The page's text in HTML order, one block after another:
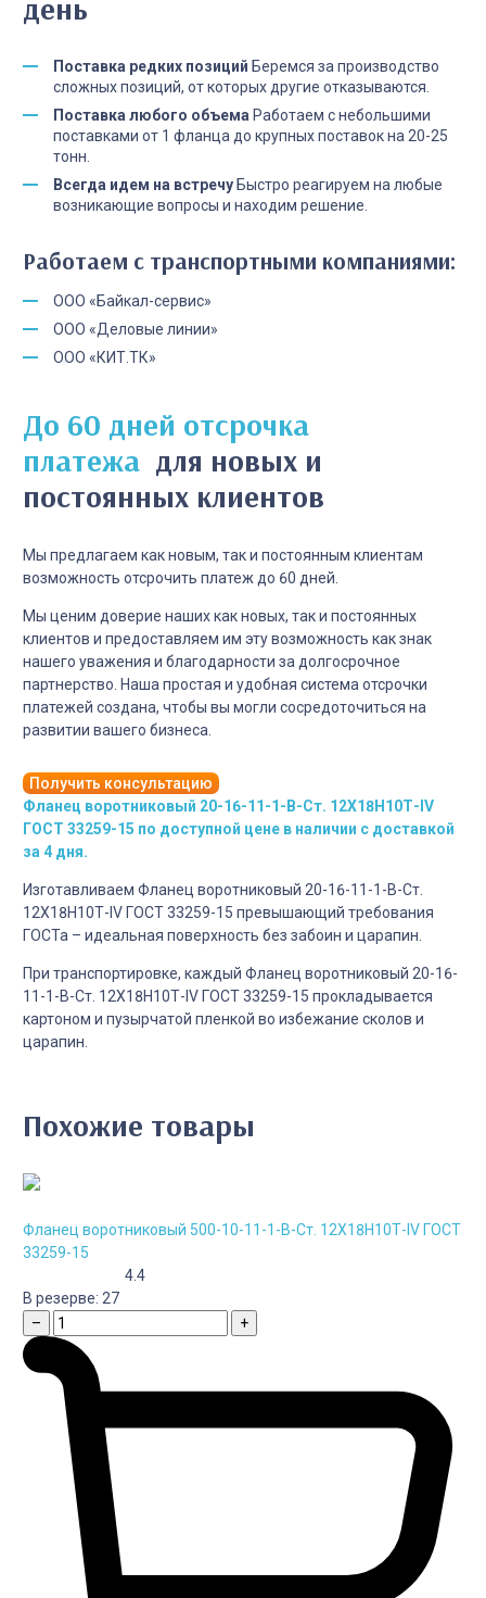
день
Поставка редких позиций Беремся за производство
сложных позиций, от которых другие отказываются.
Поставка любого объема Работаем с небольшими
поставками от 1 фланца до крупных поставок на 20-25
тонн.
Всегда идем на встречу Быстро реагируем на любые
возникающие вопросы и находим решение.
Работаем с транспортными компаниями:
ООО «Байкал-сервис»
ООО «Деловые линии»
ООО «КИТ.ТК»
До 60 дней отсрочка
платежа для новых и
постоянных клиентов
Мы предлагаем как новым, так и постоянным клиентам
возможность отсрочить платеж до 60 дней.
Мы ценим доверие наших как новых, так и постоянных
клиентов и предоставляем им эту возможность как знак
нашего уважения и благодарности за долгосрочное
партнерство. Наша простая и удобная система отсрочки
платежей создана, чтобы вы могли сосредоточиться на
развитии вашего бизнеса.
Получить консультацию
Фланец воротниковый 20-16-11-1-B-Cт. 12Х18Н10Т-IV
ГОСТ 33259-15 по доступной цене в наличии с доставкой
за 4 дня.
Изготавливаем Фланец воротниковый 20-16-11-1-B-Cт.
12Х18Н10Т-IV ГОСТ 33259-15 превышающий требования
ГОСТа – идеальная поверхность без забоин и царапин.
При транспортировке, каждый Фланец воротниковый 20-16-
11-1-B-Cт. 12Х18Н10Т-IV ГОСТ 33259-15 прокладывается
картоном и пузырчатой пленкой во избежание сколов и
царапин.
Похожие товары
Фланец воротниковый 500-10-11-1-B-Cт. 12Х18Н10Т-IV ГОСТ
33259-15
4.4
В резерве: 27
–
+